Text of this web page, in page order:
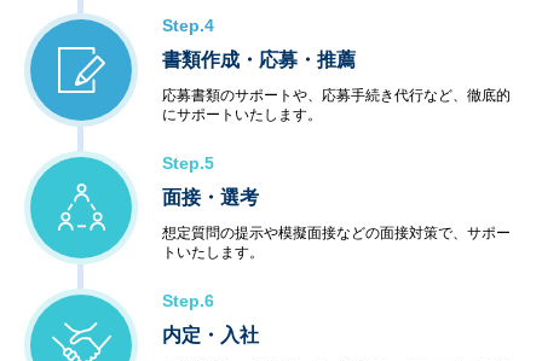
Step.4
書類作成・応募・推薦
応募書類のサポートや、応募手続き代行など、徹底的
にサポートいたします。
Step.5
面接・選考
想定質問の提示や模擬面接などの面接対策で、サポー
トいたします。
Step.6
内定・入社